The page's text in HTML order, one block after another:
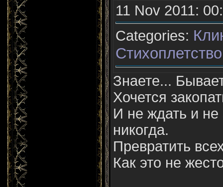
11 Nov 2011:
Categories:
Стихоплетство
Знаете...
Хочется
И не ждать и не
никогда.
Превратить
Как это не